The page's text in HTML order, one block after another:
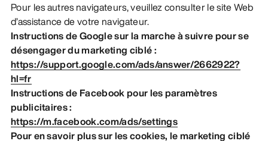
Pour les autres navigateurs, veuillez consulter le site Web
d’assistance de votre navigateur.
Instructions de Google sur la marche à suivre pour se
désengager du marketing ciblé :
https://support.google.com/ads/answer/2662922?
hl=fr
Instructions de Facebook pour les paramètres
publicitaires :
https://m.facebook.com/ads/settings
Pour en savoir plus sur les cookies, le marketing ciblé